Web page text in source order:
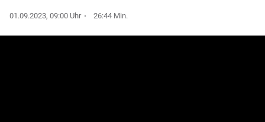
01.09.2023, 09:00 Uhr 26:44 Min.